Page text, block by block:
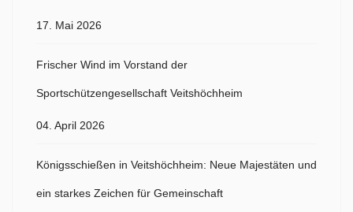
17. Mai 2026
Frischer Wind im Vorstand der
Sportschützengesellschaft Veitshöchheim
04. April 2026
Königsschießen in Veitshöchheim: Neue Majestäten und
ein starkes Zeichen für Gemeinschaft